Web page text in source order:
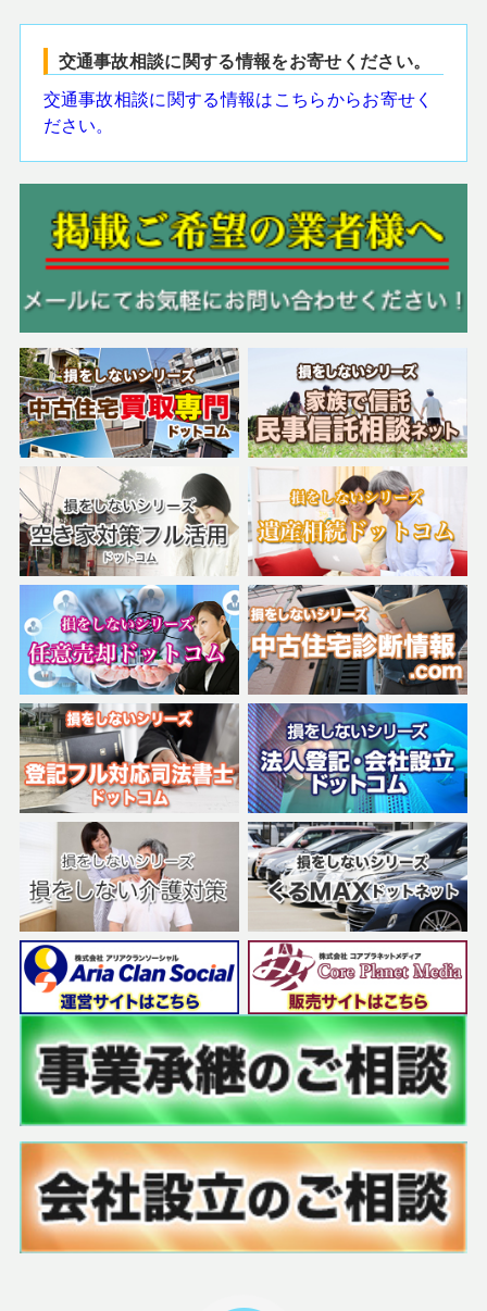
交通事故相談に関する情報をお寄せください。
交通事故相談に関する情報はこちらからお寄せく
ださい。